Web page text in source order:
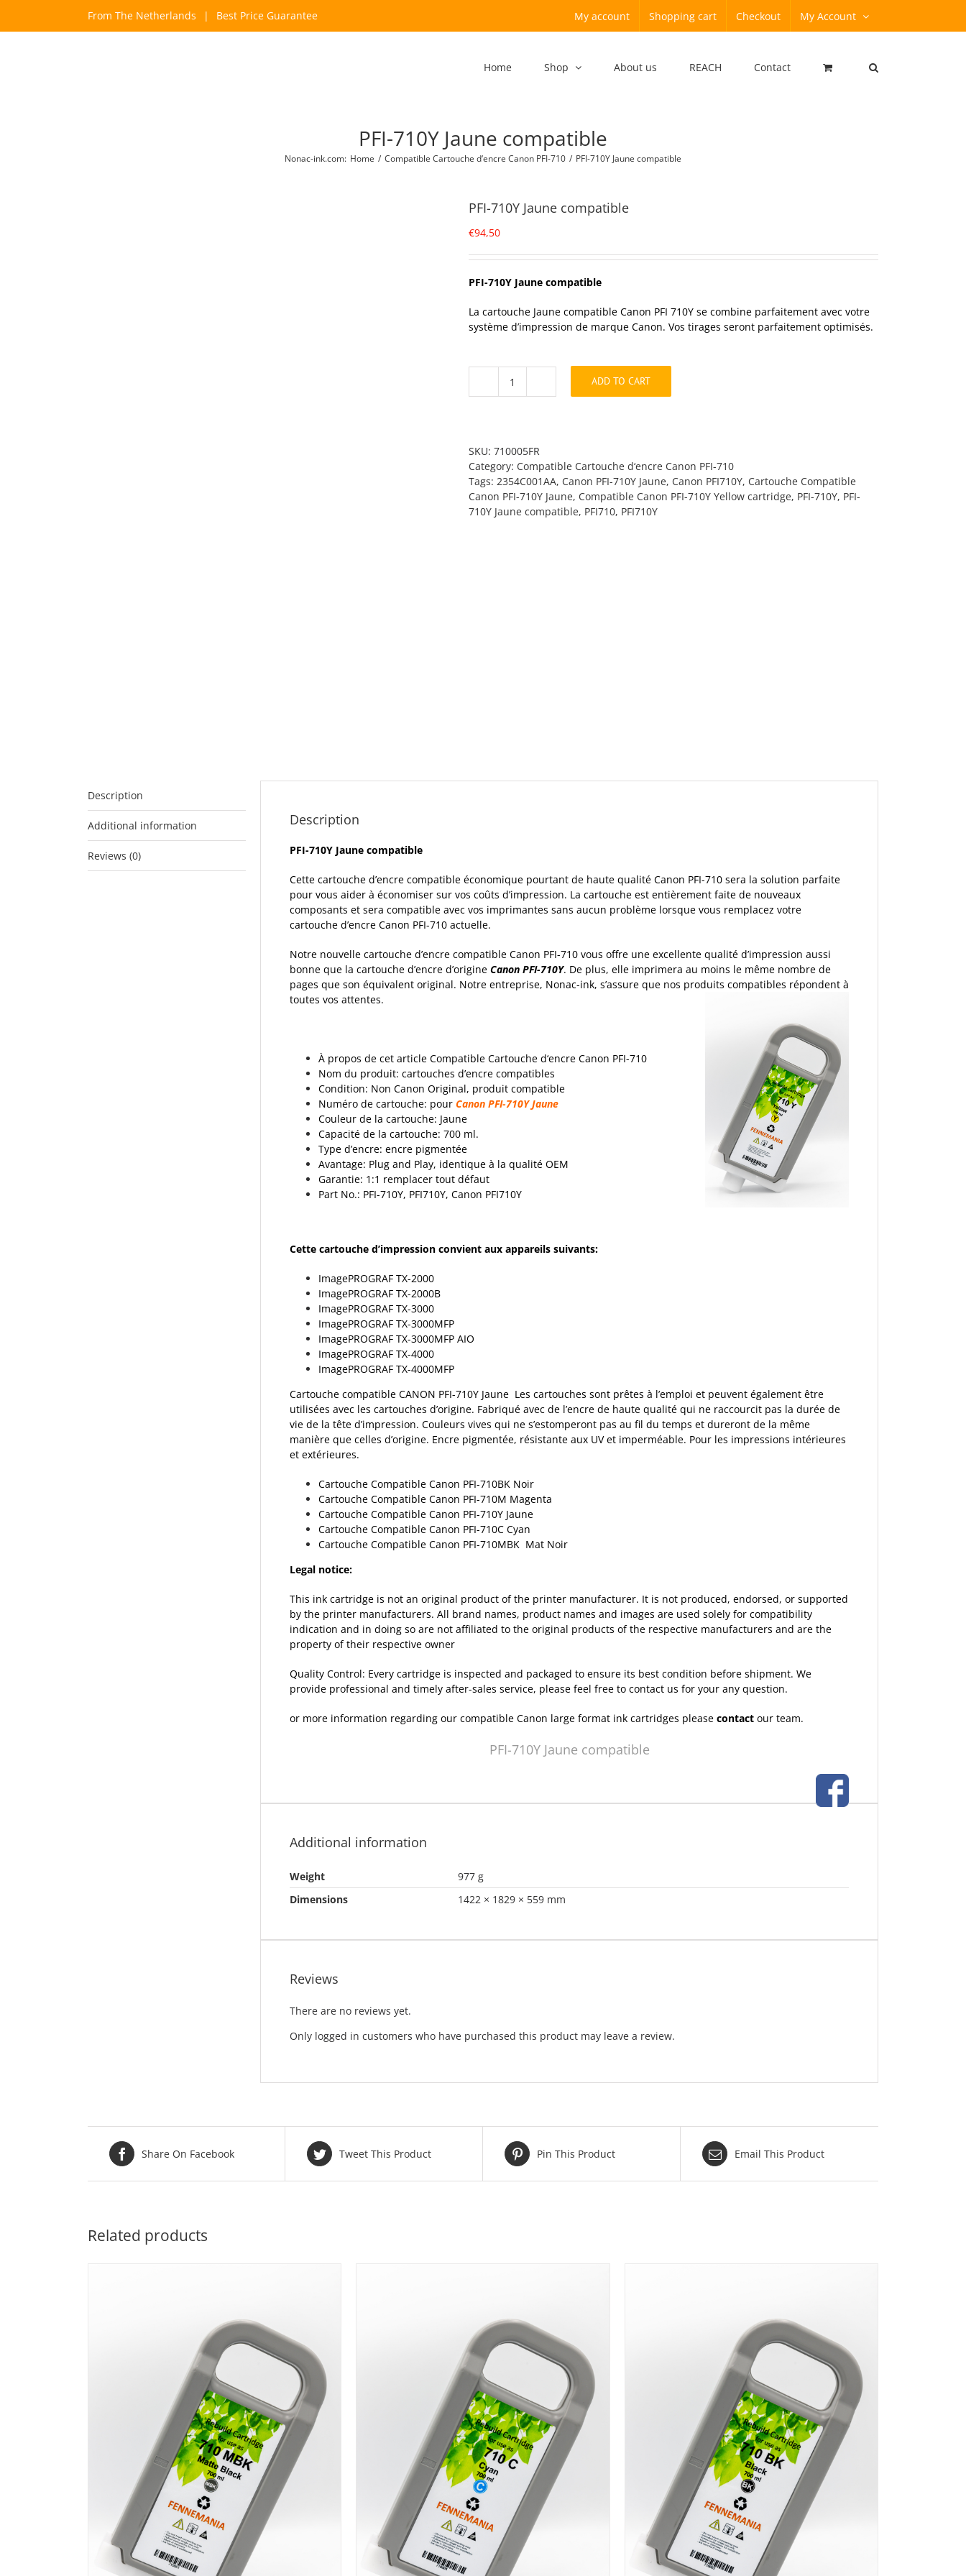
From The Netherlands | Best Price Guarantee My account Shopping cart Checkout My Account
Home Shop About us REACH Contact
PFI-710Y Jaune compatible
Nonac-ink.com: Home / Compatible Cartouche d‘encre Canon PFI-710 / PFI-710Y Jaune compatible
PFI-710Y Jaune compatible
€94,50
PFI-710Y Jaune compatible
La cartouche Jaune compatible Canon PFI 710Y se combine parfaitement avec votre
système d’impression de marque Canon. Vos tirages seront parfaitement optimisés.
PFI-
quantity
ADD TO CART
SKU: 710005FR
Category: Compatible Cartouche d‘encre Canon PFI-710
Tags: 2354C001AA, Canon PFI-710Y Jaune, Canon PFI710Y, Cartouche Compatible
Canon PFI-710Y Jaune, Compatible Canon PFI-710Y Yellow cartridge, PFI-710Y, PFI-
710Y Jaune compatible, PFI710, PFI710Y
Description
Additional information
Reviews (0)
Description
PFI-710Y Jaune compatible
Cette cartouche d’encre compatible économique pourtant de haute qualité Canon PFI-710 sera la solution parfaite
pour vous aider à économiser sur vos coûts d’impression. La cartouche est entièrement faite de nouveaux
composants et sera compatible avec vos imprimantes sans aucun problème lorsque vous remplacez votre
cartouche d’encre Canon PFI-710 actuelle.
Notre nouvelle cartouche d’encre compatible Canon PFI-710 vous offre une excellente qualité d’impression aussi
bonne que la cartouche d’encre d’origine Canon PFI-710Y. De plus, elle imprimera au moins le même nombre de
pages que son équivalent original. Notre entreprise, Nonac-ink, s’assure que nos produits compatibles répondent à
toutes vos attentes.
À propos de cet article Compatible Cartouche d‘encre Canon PFI-710
Nom du produit: cartouches d’encre compatibles
Condition: Non Canon Original, produit compatible
Numéro de cartouche: pour Canon PFI-710Y Jaune
Couleur de la cartouche: Jaune
Capacité de la cartouche: 700 ml.
Type d’encre: encre pigmentée
Avantage: Plug and Play, identique à la qualité OEM
Garantie: 1:1 remplacer tout défaut
Part No.: PFI-710Y, PFI710Y, Canon PFI710Y
Cette cartouche d’impression convient aux appareils suivants:
ImagePROGRAF TX-2000
ImagePROGRAF TX-2000B
ImagePROGRAF TX-3000
ImagePROGRAF TX-3000MFP
ImagePROGRAF TX-3000MFP AIO
ImagePROGRAF TX-4000
ImagePROGRAF TX-4000MFP
Cartouche compatible CANON PFI-710Y Jaune Les cartouches sont prêtes à l’emploi et peuvent également être
utilisées avec les cartouches d’origine. Fabriqué avec de l’encre de haute qualité qui ne raccourcit pas la durée de
vie de la tête d’impression. Couleurs vives qui ne s’estomperont pas au fil du temps et dureront de la même
manière que celles d’origine. Encre pigmentée, résistante aux UV et imperméable. Pour les impressions intérieures
et extérieures.
Cartouche Compatible Canon PFI-710BK Noir
Cartouche Compatible Canon PFI-710M Magenta
Cartouche Compatible Canon PFI-710Y Jaune
Cartouche Compatible Canon PFI-710C Cyan
Cartouche Compatible Canon PFI-710MBK Mat Noir
Legal notice:
This ink cartridge is not an original product of the printer manufacturer. It is not produced, endorsed, or supported
by the printer manufacturers. All brand names, product names and images are used solely for compatibility
indication and in doing so are not affiliated to the original products of the respective manufacturers and are the
property of their respective owner
Quality Control: Every cartridge is inspected and packaged to ensure its best condition before shipment. We
provide professional and timely after-sales service, please feel free to contact us for your any question.
or more information regarding our compatible Canon large format ink cartridges please contact our team.
PFI-710Y Jaune compatible
Additional information
Weight
977 g
Dimensions
1422 × 1829 × 559 mm
Reviews
There are no reviews yet.
Only logged in customers who have purchased this product may leave a review.
Share On Facebook Tweet This Product Pin This Product Email This Product
Related products